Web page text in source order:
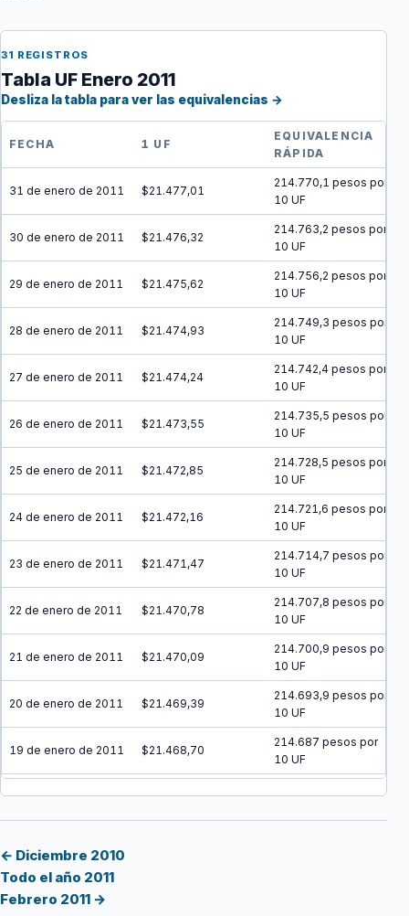
31 REGISTROS
Tabla UF Enero 2011
Desliza la tabla para ver las equivalencias →
FECHA 1 UF
EQUIVALENCIA
RÁPIDA
31 de enero de 2011 $21.477,01
214.770,1 pesos por
10 UF
30 de enero de 2011 $21.476,32
214.763,2 pesos por
10 UF
29 de enero de 2011 $21.475,62
214.756,2 pesos por
10 UF
28 de enero de 2011 $21.474,93
214.749,3 pesos por
10 UF
27 de enero de 2011 $21.474,24
214.742,4 pesos por
10 UF
26 de enero de 2011 $21.473,55
214.735,5 pesos por
10 UF
25 de enero de 2011 $21.472,85
214.728,5 pesos por
10 UF
24 de enero de 2011 $21.472,16
214.721,6 pesos por
10 UF
23 de enero de 2011 $21.471,47
214.714,7 pesos por
10 UF
22 de enero de 2011 $21.470,78
214.707,8 pesos por
10 UF
21 de enero de 2011 $21.470,09
214.700,9 pesos por
10 UF
20 de enero de 2011 $21.469,39
214.693,9 pesos por
10 UF
19 de enero de 2011 $21.468,70
214.687 pesos por
10 UF
18 de enero de 2011 $21.468,01
← Diciembre 2010
Todo el año 2011
Febrero 2011 →